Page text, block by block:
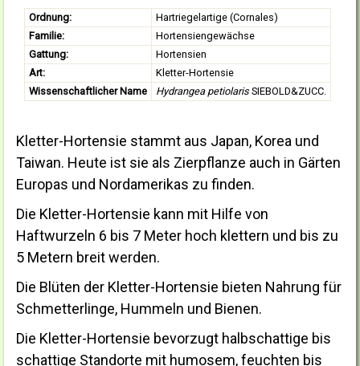
Ordnung:
Hartriegelartige (Cornales)
Familie:
Hortensiengewächse
Gattung:
Hortensien
Art:
Kletter-Hortensie
Wissenschaftlicher Name
Hydrangea petiolarisSIEBOLD&ZUCC.
Kletter-Hortensie stammt aus Japan, Korea und
Taiwan. Heute ist sie als Zierpflanze auch in Gärten
Europas und Nordamerikas zu finden.
Die Kletter-Hortensie kann mit Hilfe von
Haftwurzeln 6 bis 7 Meter hoch klettern und bis zu
5 Metern breit werden.
Die Blüten der Kletter-Hortensie bieten Nahrung für
Schmetterlinge, Hummeln und Bienen.
Die Kletter-Hortensie bevorzugt halbschattige bis
schattige Standorte mit humosem, feuchten bis